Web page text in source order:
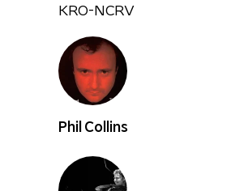
KRO-NCRV
Phil Collins